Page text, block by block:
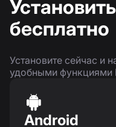
Установить
бесплатно
Установите сейчас и
удобными функциями
Android